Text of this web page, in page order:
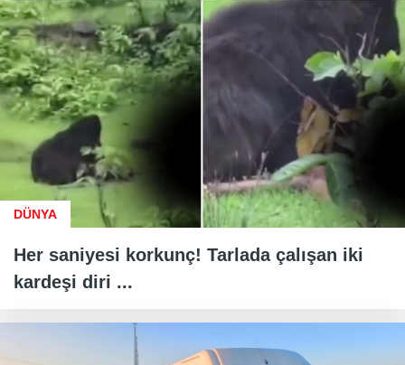
DÜNYA
Her saniyesi korkunç! Tarlada çalışan iki
kardeşi diri ...